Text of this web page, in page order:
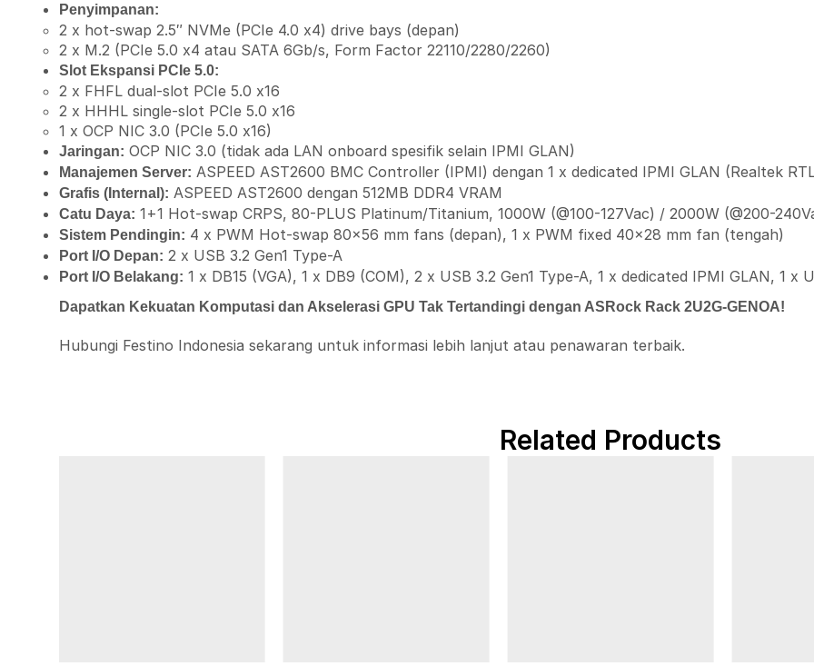
Penyimpanan:
2 x hot-swap 2.5″ NVMe (PCIe 4.0 x4) drive bays (depan)
2 x M.2 (PCIe 5.0 x4 atau SATA 6Gb/s, Form Factor 22110/2280/2260)
Slot Ekspansi PCIe 5.0:
2 x FHFL dual-slot PCIe 5.0 x16
2 x HHHL single-slot PCIe 5.0 x16
1 x OCP NIC 3.0 (PCIe 5.0 x16)
Jaringan: OCP NIC 3.0 (tidak ada LAN onboard spesifik selain IPMI GLAN)
Manajemen Server: ASPEED AST2600 BMC Controller (IPMI) dengan 1 x dedicated IPMI GLAN (Realtek
Grafis (Internal): ASPEED AST2600 dengan 512MB DDR4 VRAM
Catu Daya: 1+1 Hot-swap CRPS, 80-PLUS Platinum/Titanium, 1000W (@100-127Vac) / 2000W (@200-
Sistem Pendingin: 4 x PWM Hot-swap 80×56 mm fans (depan), 1 x PWM fixed 40×28 mm fan (tengah)
Port I/O Depan: 2 x USB 3.2 Gen1 Type-A
Port I/O Belakang: 1 x DB15 (VGA), 1 x DB9 (COM), 2 x USB 3.2 Gen1 Type-A, 1 x dedicated IPMI GLAN, 1 x
Dapatkan Kekuatan Komputasi dan Akselerasi GPU Tak Tertandingi dengan ASRock Rack 2U2G-GENOA!
Hubungi Festino Indonesia sekarang untuk informasi lebih lanjut atau penawaran terbaik.
Related Products